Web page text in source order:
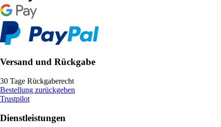
Versand und Rückgabe
30 Tage Rückgaberecht
Bestellung zurückgeben
Trustpilot
Dienstleistungen